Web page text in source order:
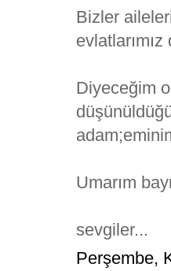
Bizler
Diyeceğim
Umarım
sevgiler...
Perşembe,